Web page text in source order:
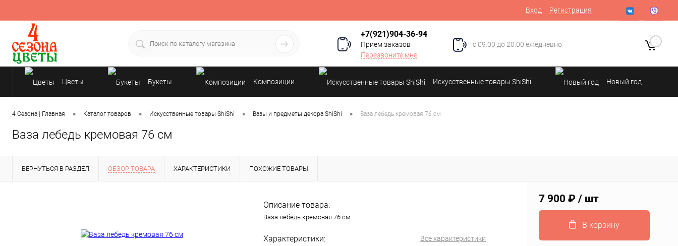
Вход Регистрация
+7(921)904-36-94
Прием заказов
Перезвоните мне
с 09.00 до 20.00 ежедневно 0
Цветы Букеты Композиции Искусственные товары ShiShi Новый год
Подарки
4 Сезона | Главная • Каталог товаров • Искусственные товары ShiShi • Вазы и предметы декора ShiShi • Ваза лебедь кремовая 76 см
Ваза лебедь кремовая 76 см
ВЕРНУТЬСЯ В РАЗДЕЛ ОБЗОР ТОВАРА ХАРАКТЕРИСТИКИ ПОХОЖИЕ ТОВАРЫ
Описание товара:
Ваза лебедь кремовая 76 см
Характеристики: Все характеристики
7 900 ₽ / шт
В корзину